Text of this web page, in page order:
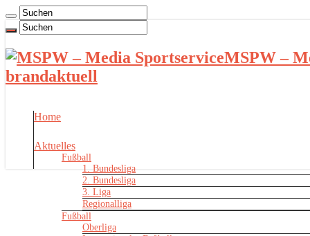
MSPW –
brandaktuell
Home
Aktuelles
Fußball
1. Bundesliga
2. Bundesliga
3. Liga
Regionalliga
Fußball
Oberliga